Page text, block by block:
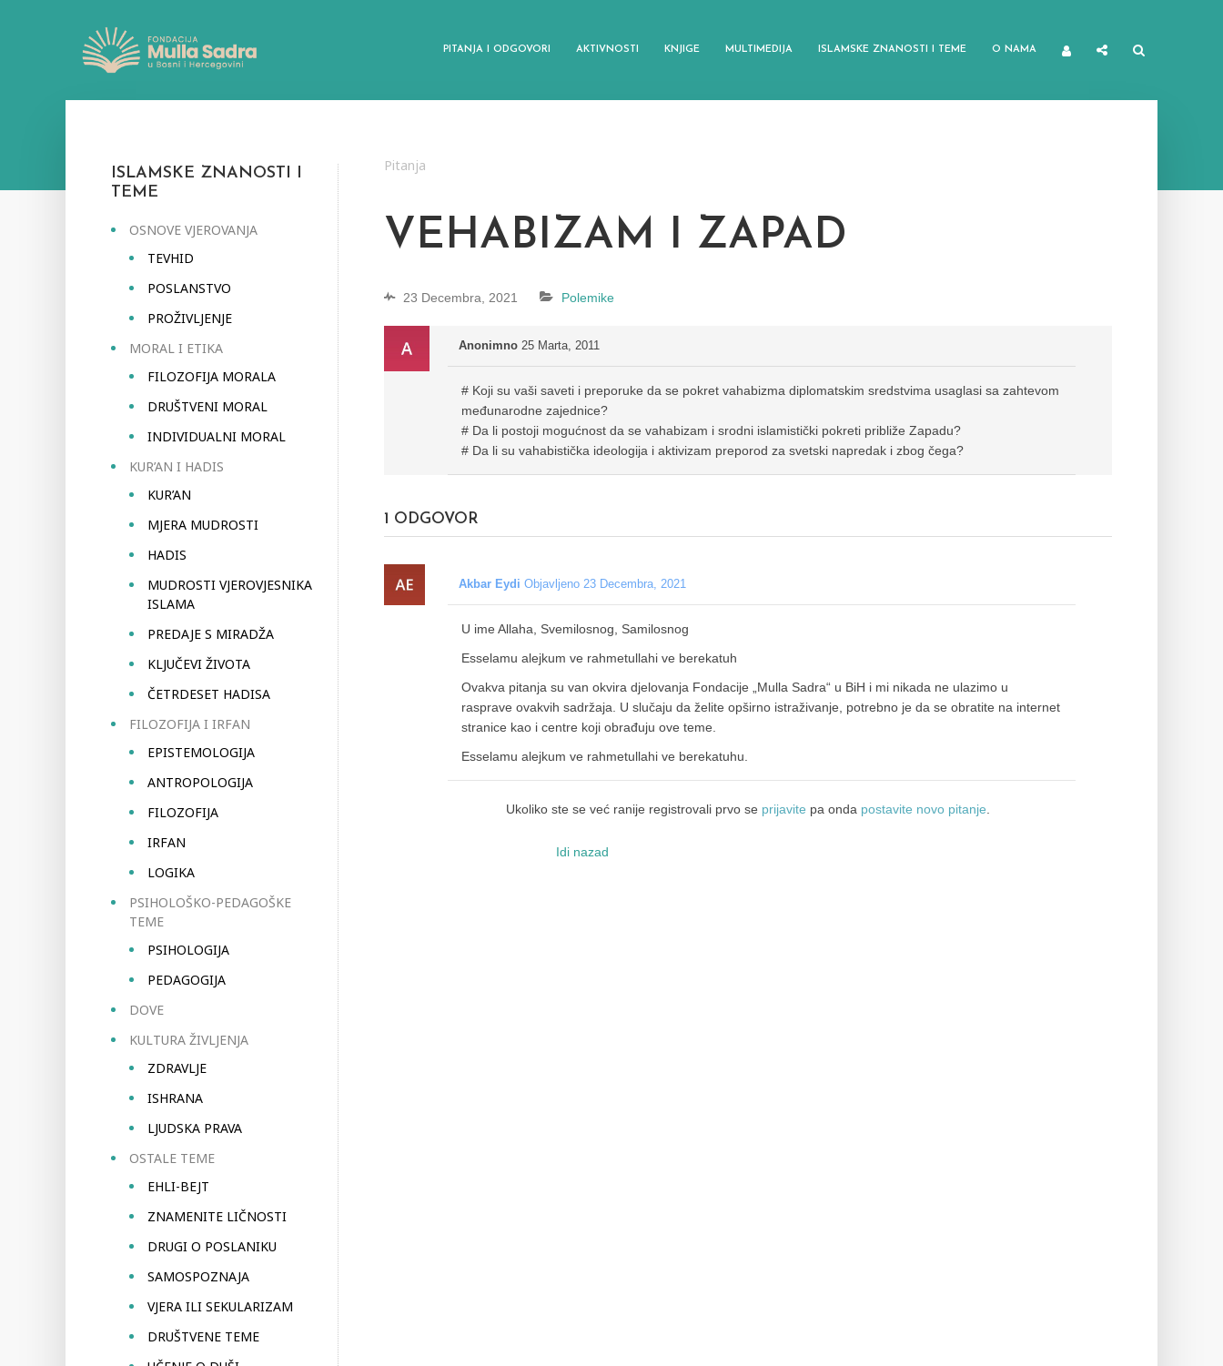
PITANJA I ODGOVORI AKTIVNOSTI KNJIGE MULTIMEDIJA ISLAMSKE ZNANOSTI I TEME O NAMA
ISLAMSKE ZNANOSTI I
TEME
OSNOVE VJEROVANJA
TEVHID
POSLANSTVO
PROŽIVLJENJE
MORAL I ETIKA
FILOZOFIJA MORALA
DRUŠTVENI MORAL
INDIVIDUALNI MORAL
KUR’AN I HADIS
KUR’AN
MJERA MUDROSTI
HADIS
MUDROSTI VJEROVJESNIKA
ISLAMA
PREDAJE S MIRADŽA
KLJUČEVI ŽIVOTA
ČETRDESET HADISA
FILOZOFIJA I IRFAN
EPISTEMOLOGIJA
ANTROPOLOGIJA
FILOZOFIJA
IRFAN
LOGIKA
PSIHOLOŠKO-PEDAGOŠKE
TEME
PSIHOLOGIJA
PEDAGOGIJA
DOVE
KULTURA ŽIVLJENJA
ZDRAVLJE
ISHRANA
LJUDSKA PRAVA
OSTALE TEME
EHLI-BEJT
ZNAMENITE LIČNOSTI
DRUGI O POSLANIKU
SAMOSPOZNAJA
VJERA ILI SEKULARIZAM
DRUŠTVENE TEME
Pitanja
VEHABIZAM I ZAPAD
23 Decembra, 2021 Polemike
Anonimno 25 Marta, 2011
# Koji su vaši saveti i preporuke da se pokret vahabizma diplomatskim sredstvima usaglasi sa zahtevom
međunarodne zajednice?
# Da li postoji mogućnost da se vahabizam i srodni islamistički pokreti približe Zapadu?
# Da li su vahabistička ideologija i aktivizam preporod za svetski napredak i zbog čega?
1 ODGOVOR
Akbar Eydi Objavljeno 23 Decembra, 2021
U ime Allaha, Svemilosnog, Samilosnog
Esselamu alejkum ve rahmetullahi ve berekatuh
Ovakva pitanja su van okvira djelovanja Fondacije „Mulla Sadra“ u BiH i mi nikada ne ulazimo u
rasprave ovakvih sadržaja. U slučaju da želite opširno istraživanje, potrebno je da se obratite na internet
stranice kao i centre koji obrađuju ove teme.
Esselamu alejkum ve rahmetullahi ve berekatuhu.
Ukoliko ste se već ranije registrovali prvo se prijavite pa onda postavite novo pitanje.
Idi nazad